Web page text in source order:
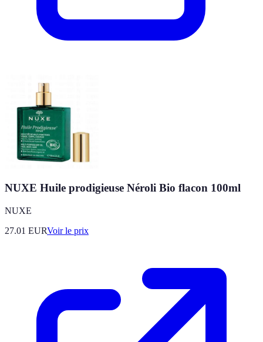
NUXE Huile prodigieuse Néroli Bio flacon 100ml
NUXE
27.01 EURVoir le prix